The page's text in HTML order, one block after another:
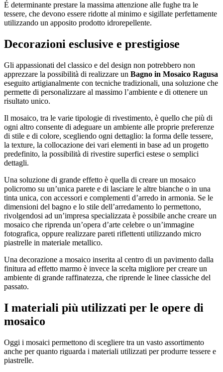
É determinante prestare la massima attenzione alle fughe tra le
tessere, che devono essere ridotte al minimo e sigillate perfettamente
utilizzando un apposito prodotto idrorepellente.
Decorazioni esclusive e prestigiose
Gli appassionati del classico e del design non potrebbero non
apprezzare la possibilità di realizzare un Bagno in Mosaico Ragusa
eseguito artigianalmente con tecniche tradizionali, una soluzione che
permette di personalizzare al massimo l’ambiente e di ottenere un
risultato unico.
Il mosaico, tra le varie tipologie di rivestimento, è quello che più di
ogni altro consente di adeguare un ambiente alle proprie preferenze
di stile e di colore, scegliendo ogni dettaglio: la forma delle tessere,
la texture, la collocazione dei vari elementi in base ad un progetto
predefinito, la possibilità di rivestire superfici estese o semplici
dettagli.
Una soluzione di grande effetto è quella di creare un mosaico
policromo su un’unica parete e di lasciare le altre bianche o in una
tinta unica, con accessori e complementi d’arredo in armonia. Se le
dimensioni del bagno e lo stile dell’arredamento lo permettono,
rivolgendosi ad un’impresa specializzata è possibile anche creare un
mosaico che riprenda un’opera d’arte celebre o un’immagine
fotografica, oppure realizzare pareti riflettenti utilizzando micro
piastrelle in materiale metallico.
Una decorazione a mosaico inserita al centro di un pavimento dalla
finitura ad effetto marmo è invece la scelta migliore per creare un
ambiente di grande raffinatezza, che riprende le linee classiche del
passato.
I materiali più utilizzati per le opere di
mosaico
Oggi i mosaici permettono di scegliere tra un vasto assortimento
anche per quanto riguarda i materiali utilizzati per produrre tessere e
piastrelle.